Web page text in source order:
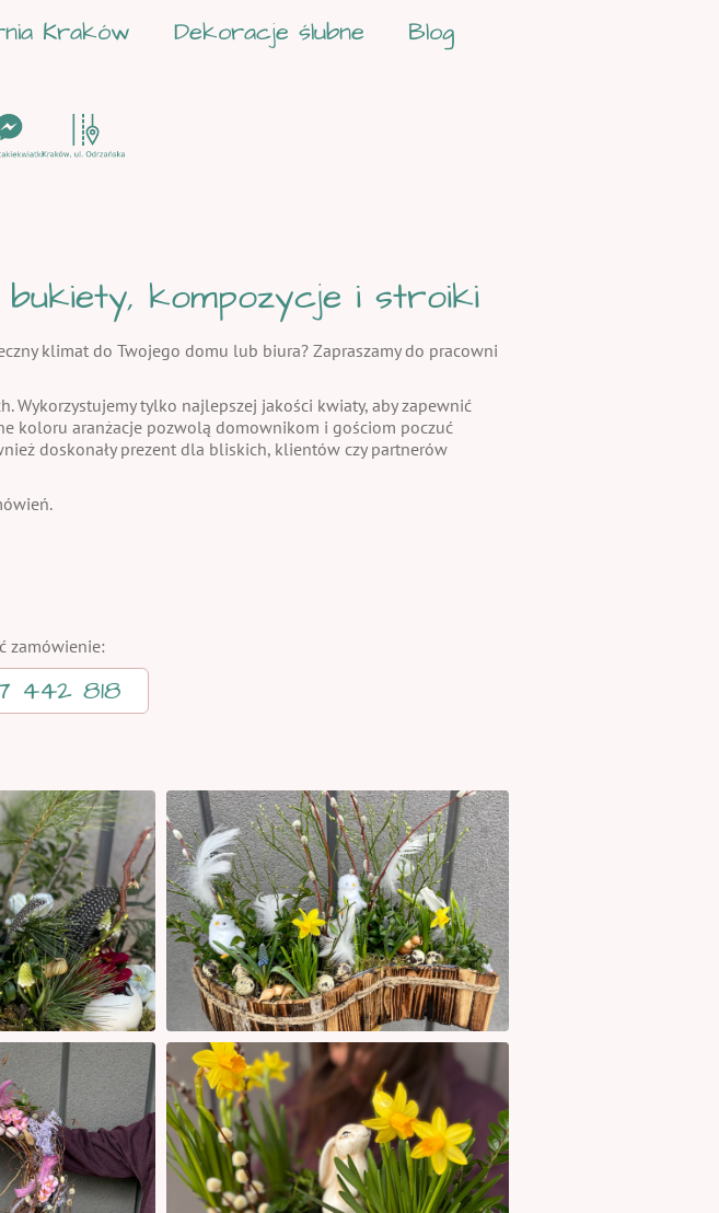
Kraków Dekoracje ślubne Blog
bukiety, kompozycje i stroiki
klimat do Twojego domu lub biura? Zapraszamy do pracowni
Wykorzystujemy tylko najlepszej jakości kwiaty, aby zapewnić
koloru aranżacje pozwolą domownikom i gościom poczuć
doskonały prezent dla bliskich, klientów czy partnerów
zamówienie:
442 818